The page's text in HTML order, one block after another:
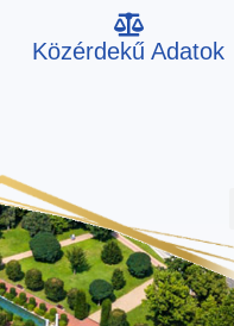
Közérdekű Adatok